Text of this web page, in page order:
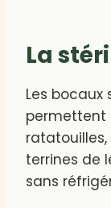
La
Les bocaux
permettent
terrines de
sans